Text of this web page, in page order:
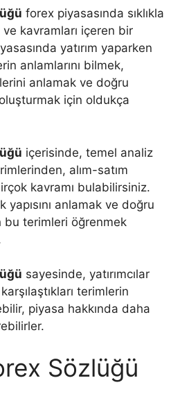
forex piyasasında sıklıkla
kavramları içeren bir
yatırım yaparken
anlamlarını bilmek,
anlamak ve doğru
için oldukça
içerisinde, temel analiz
alım-satım
kavramı bulabilirsiniz.
yapısını anlamak ve doğru
bu terimleri öğrenmek
sayesinde, yatırımcılar
terimlerin
piyasa hakkında daha
Sözlüğü